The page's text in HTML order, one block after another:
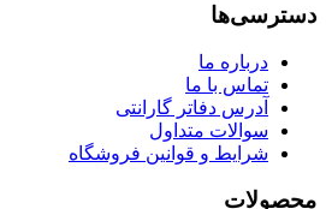
دسترسی‌ها
درباره ما
تماس با ما
آدرس دفاتر گارانتی
سوالات متداول
شرایط و قوانین فروشگاه
محصولات